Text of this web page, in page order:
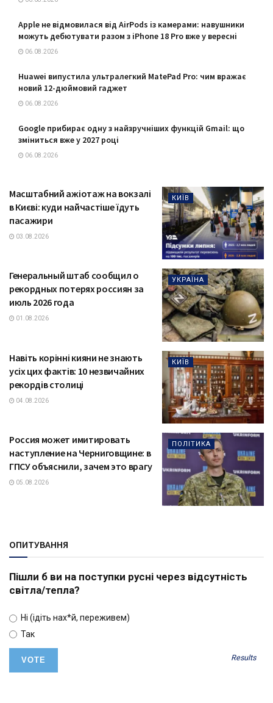
Apple не відмовилася від AirPods із камерами: навушники
можуть дебютувати разом з iPhone 18 Pro вже у вересні
06.08.2026
Huawei випустила ультралегкий MatePad Pro: чим вражає
новий 12-дюймовий гаджет
06.08.2026
Google прибирає одну з найзручніших функцій Gmail: що
зміниться вже у 2027 році
06.08.2026
КИЇВ
Масштабний ажіотаж на вокзалі
в Києві: куди найчастіше їдуть
пасажири
03.08.2026
УКРАЇНА
Генеральный штаб сообщил о
рекордных потерях россиян за
июль 2026 года
01.08.2026
КИЇВ
Навіть корінні кияни не знають
усіх цих фактів: 10 незвичайних
рекордів столиці
04.08.2026
ПОЛІТИКА
Россия может имитировать
наступление на Черниговщине: в
ГПСУ объяснили, зачем это врагу
05.08.2026
ОПИТУВАННЯ
Пішли б ви на поступки русні через відсутність
світла/тепла?
Ні (ідіть нах*й, переживем)
Так
Results